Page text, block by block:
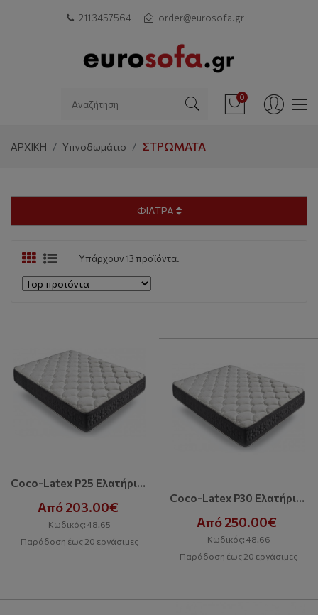
211 3457564 order@eurosofa.gr
0
ΑΡΧΙΚΗ Υπνοδωμάτιο ΣΤΡΏΜΑΤΑ
ΦΙΛΤΡΑ
Υπάρχουν 13 προϊόντα.
Coco-Latex P25 Ελατήρια Pocket
Από 203.00€
Κωδικός: 48.65
Παράδοση έως 20 εργάσιμες
Coco-Latex P30 Ελατήρια Pocket
Από 250.00€
Κωδικός: 48.66
Παράδοση έως 20 εργάσιμες